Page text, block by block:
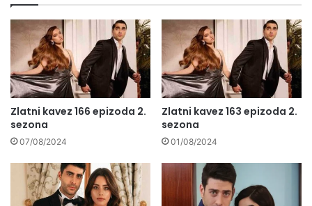
Zlatni kavez 166 epizoda 2.
sezona
07/08/2024
Zlatni kavez 163 epizoda 2.
sezona
01/08/2024